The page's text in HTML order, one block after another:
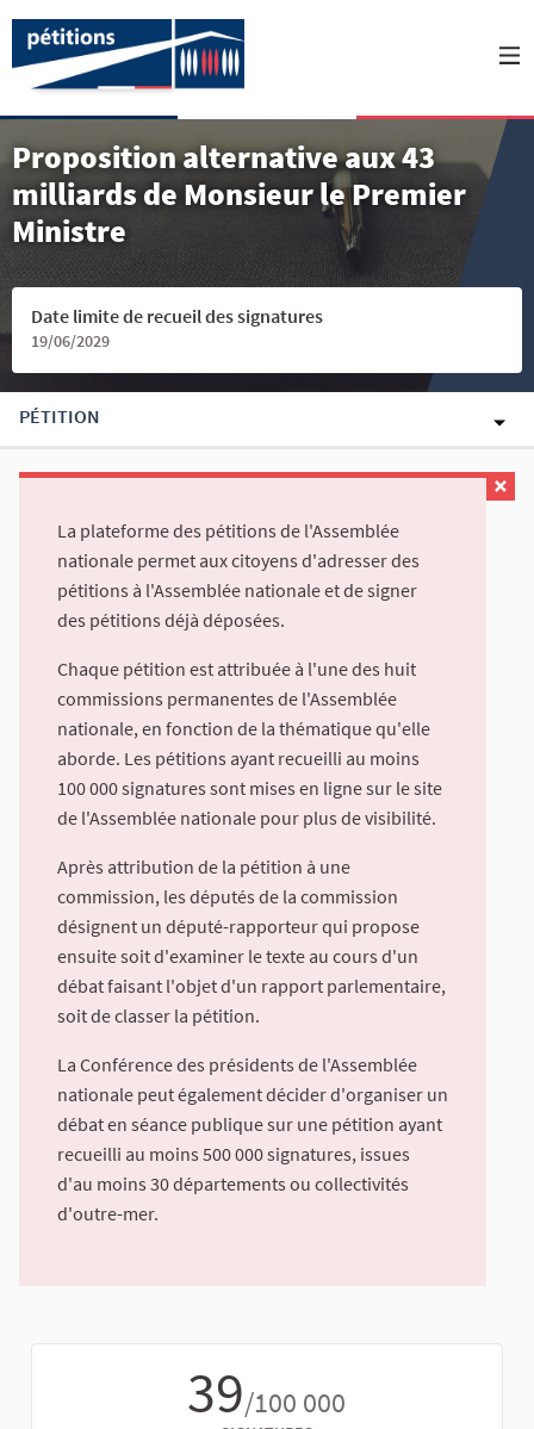
Proposition alternative aux 43
milliards de Monsieur le Premier
Ministre
Date limite de recueil des signatures
19/06/2029
PÉTITION
La plateforme des pétitions de l'Assemblée
nationale permet aux citoyens d'adresser des
pétitions à l'Assemblée nationale et de signer
des pétitions déjà déposées.
Chaque pétition est attribuée à l'une des huit
commissions permanentes de l'Assemblée
nationale, en fonction de la thématique qu'elle
aborde. Les pétitions ayant recueilli au moins
100 000 signatures sont mises en ligne sur le site
de l'Assemblée nationale pour plus de visibilité.
Après attribution de la pétition à une
commission, les députés de la commission
désignent un député-rapporteur qui propose
ensuite soit d'examiner le texte au cours d'un
débat faisant l'objet d'un rapport parlementaire,
soit de classer la pétition.
La Conférence des présidents de l'Assemblée
nationale peut également décider d'organiser un
débat en séance publique sur une pétition ayant
recueilli au moins 500 000 signatures, issues
d'au moins 30 départements ou collectivités
d'outre-mer.
39/100 000